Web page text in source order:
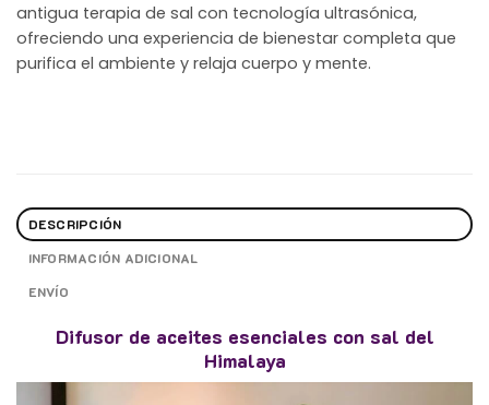
antigua terapia de sal con tecnología ultrasónica,
ofreciendo una experiencia de bienestar completa que
purifica el ambiente y relaja cuerpo y mente.
DESCRIPCIÓN
INFORMACIÓN ADICIONAL
ENVÍO
Difusor de aceites esenciales con sal del
Himalaya